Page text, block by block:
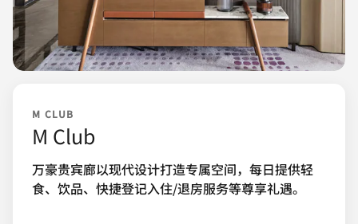
M CLUB
M Club
万豪贵宾廊以现代设计打造专属空间，每日提供轻
食、饮品、快捷登记入住/退房服务等尊享礼遇。